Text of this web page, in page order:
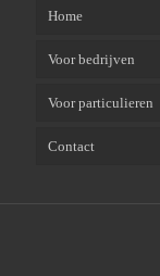
Home
Voor bedrijven
Voor particulieren
Contact